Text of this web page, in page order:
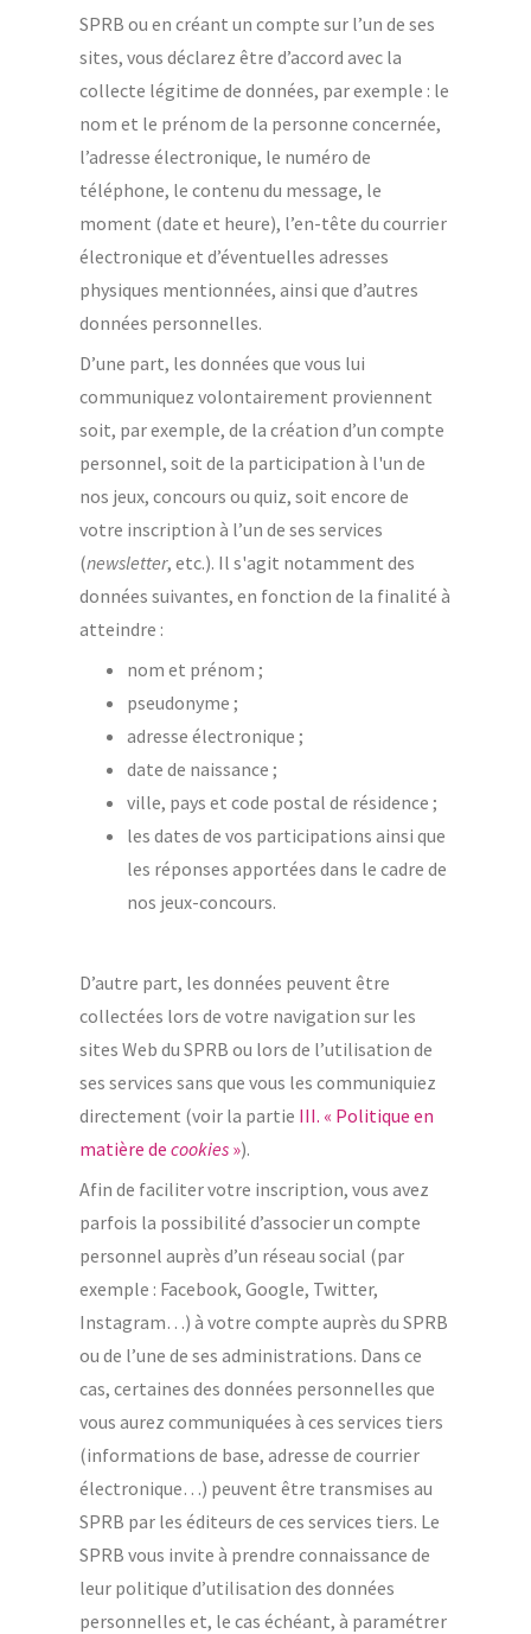
SPRB ou en créant un compte sur l’un de ses
sites, vous déclarez être d’accord avec la
collecte légitime de données, par exemple : le
nom et le prénom de la personne concernée,
l’adresse électronique, le numéro de
téléphone, le contenu du message, le
moment (date et heure), l’en-tête du courrier
électronique et d’éventuelles adresses
physiques mentionnées, ainsi que d’autres
données personnelles.
D’une part, les données que vous lui
communiquez volontairement proviennent
soit, par exemple, de la création d’un compte
personnel, soit de la participation à l'un de
nos jeux, concours ou quiz, soit encore de
votre inscription à l’un de ses services
(newsletter, etc.). Il s'agit notamment des
données suivantes, en fonction de la finalité à
atteindre :
nom et prénom ;
pseudonyme ;
adresse électronique ;
date de naissance ;
ville, pays et code postal de résidence ;
les dates de vos participations ainsi que
les réponses apportées dans le cadre de
nos jeux-concours.
D’autre part, les données peuvent être
collectées lors de votre navigation sur les
sites Web du SPRB ou lors de l’utilisation de
ses services sans que vous les communiquiez
directement (voir la partie III. « Politique en
matière de cookies»).
Afin de faciliter votre inscription, vous avez
parfois la possibilité d’associer un compte
personnel auprès d’un réseau social (par
exemple : Facebook, Google, Twitter,
Instagram…) à votre compte auprès du SPRB
ou de l’une de ses administrations. Dans ce
cas, certaines des données personnelles que
vous aurez communiquées à ces services tiers
(informations de base, adresse de courrier
électronique…) peuvent être transmises au
SPRB par les éditeurs de ces services tiers. Le
SPRB vous invite à prendre connaissance de
leur politique d’utilisation des données
personnelles et, le cas échéant, à paramétrer